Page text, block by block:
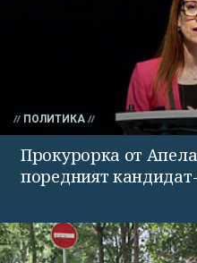
ПОЛИТИКА
Прокурорка от
поредният